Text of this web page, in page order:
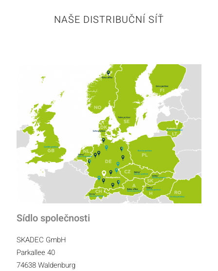
NAŠE DISTRIBUČNÍ SÍŤ
Sídlo společnosti
SKADEC GmbH
Parkallee 40
74638 Waldenburg